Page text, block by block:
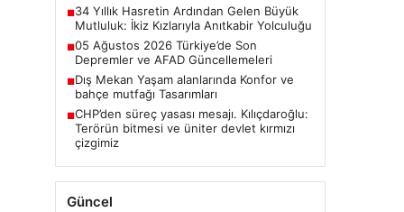
■34 Yıllık Hasretin Ardından Gelen Büyük
Mutluluk: İkiz Kızlarıyla Anıtkabir Yolculuğu
■05 Ağustos 2026 Türkiye’de Son
Depremler ve AFAD Güncellemeleri
■Dış Mekan Yaşam alanlarında Konfor ve
bahçe mutfağı Tasarımları
■CHP’den süreç yasası mesajı. Kılıçdaroğlu:
Terörün bitmesi ve üniter devlet kırmızı
çizgimiz
Güncel